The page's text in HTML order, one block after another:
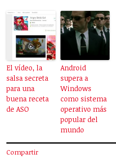
El vídeo, la
salsa secreta
para una
buena receta
de ASO
Android
supera a
Windows
como sistema
operativo más
popular del
mundo
Compartir